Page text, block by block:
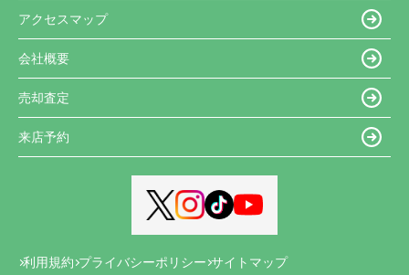
アクセスマップ
会社概要
売却査定
来店予約
利用規約 プライバシーポリシー サイトマップ